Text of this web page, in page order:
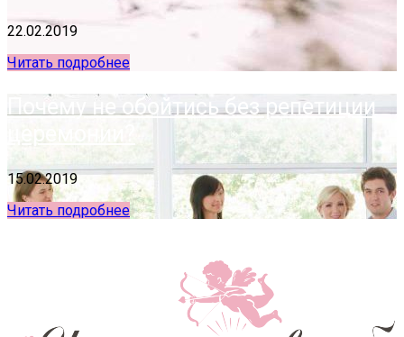
22.02.2019
Читать подробнее
Почему не обойтись без репетиции
церемонии?
15.02.2019
Читать подробнее